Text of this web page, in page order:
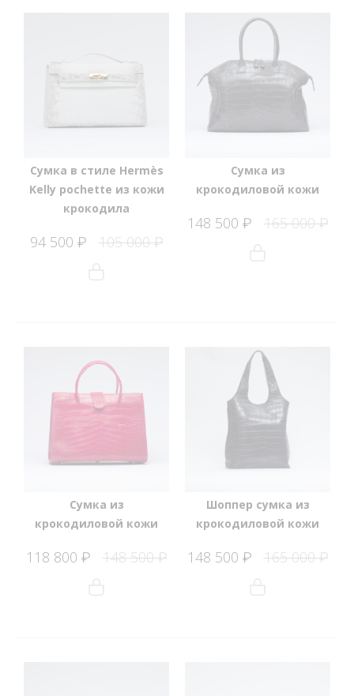
Сумка в стиле Hermès
Kelly pochette из кожи
крокодила
94 500 ₽ 105 000₽
Cумка из
крокодиловой кожи
148 500 ₽ 165 000₽
Сумка из
крокодиловой кожи
118 800 ₽ 148 500₽
Шоппер сумка из
крокодиловой кожи
148 500 ₽ 165 000₽